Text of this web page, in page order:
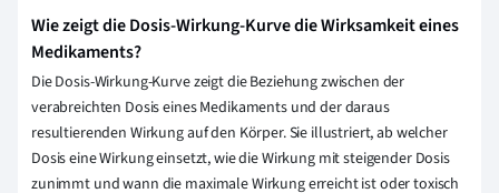
Wie zeigt die Dosis-Wirkung-Kurve die Wirksamkeit eines
Medikaments?
Die Dosis-Wirkung-Kurve zeigt die Beziehung zwischen der
verabreichten Dosis eines Medikaments und der daraus
resultierenden Wirkung auf den Körper. Sie illustriert, ab welcher
Dosis eine Wirkung einsetzt, wie die Wirkung mit steigender Dosis
zunimmt und wann die maximale Wirkung erreicht ist oder toxisch